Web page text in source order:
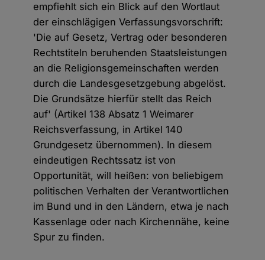
empfiehlt sich ein Blick auf den Wortlaut
der einschlägigen Verfassungsvorschrift:
'Die auf Gesetz, Vertrag oder besonderen
Rechtstiteln beruhenden Staatsleistungen
an die Religionsgemeinschaften werden
durch die Landesgesetzgebung abgelöst.
Die Grundsätze hierfür stellt das Reich
auf' (Artikel 138 Absatz 1 Weimarer
Reichsverfassung, in Artikel 140
Grundgesetz übernommen). In diesem
eindeutigen Rechtssatz ist von
Opportunität, will heißen: von beliebigem
politischen Verhalten der Verantwortlichen
im Bund und in den Ländern, etwa je nach
Kassenlage oder nach Kirchennähe, keine
Spur zu finden.